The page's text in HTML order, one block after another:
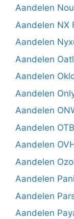
Aandelen
Aandelen NX
Aandelen
Aandelen
Aandelen
Aandelen
Aandelen
Aandelen
Aandelen
Aandelen
Aandelen
Aandelen
Aandelen